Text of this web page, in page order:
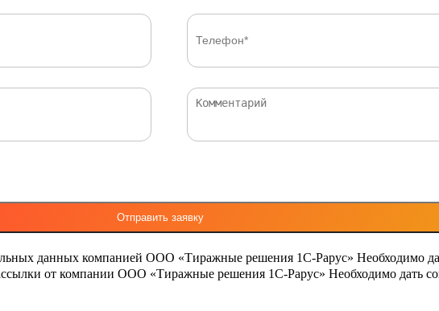
данных компанией ООО «Тиражные решения 1С-Рарус» Необходимо
от компании ООО «Тиражные решения 1С-Рарус» Необходимо дать